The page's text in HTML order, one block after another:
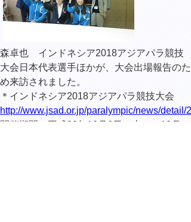
森卓也 インドネシア2018アジアパラ競技
大会日本代表選手ほかが、大会出場報告のた
め来訪されました。
＊インドネシア2018アジアパラ競技大会
http://www.jsad.or.jp/paralympic/news/
開催期間：平成30年10月6日（土）～10月